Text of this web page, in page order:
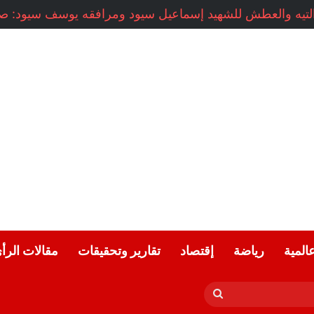
رياضة إقتصاد تقارير وتحقيقات مقالات
بحث